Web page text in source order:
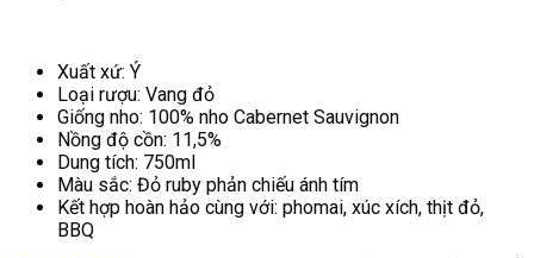
Xuất xứ: Ý
Loại rượu: Vang đỏ
Giống nho: 100% nho Cabernet Sauvignon
Nồng độ cồn: 11,5%
Dung tích: 750ml
Màu sắc: Đỏ ruby phản chiếu ánh tím
Kết hợp hoàn hảo cùng với: phomai, xúc xích, thịt đỏ,
BBQ